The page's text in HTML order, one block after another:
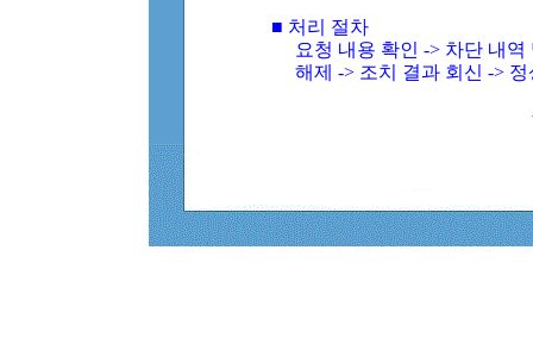
■ 처리 절차
요청 내용 확인 -> 차단 내
해제 -> 조치 결과 회신 ->